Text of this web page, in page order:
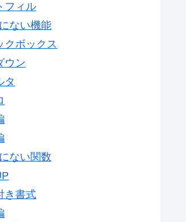
フィル
ない機能
クボックス
ウン
タ
ない関数
き書式